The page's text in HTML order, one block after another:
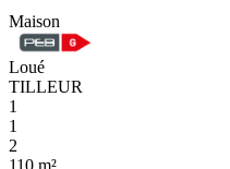
Maison
Loué
TILLEUR
1
1
2
110 m²